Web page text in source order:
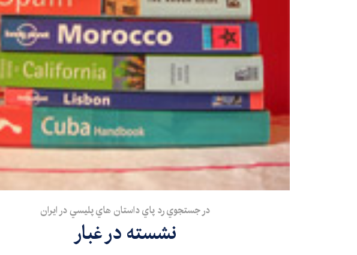
در جستجوي رد پاي داستان هاي پليسي در ايران
نشسته در غبار